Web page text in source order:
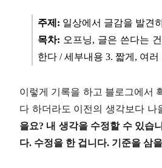
주제: 일상에서 글감을 발견
목차: 오프닝, 글은 쓴다는
한다 / 세부내용 3. 짧게, 여러
이렇게 기록을 하고 블로그에서
다 하더라도 이전의 생각보다 나
을요? 내 생각을 수정할 수 있습
다. 수정을 한 겁니다. 기준을 삼